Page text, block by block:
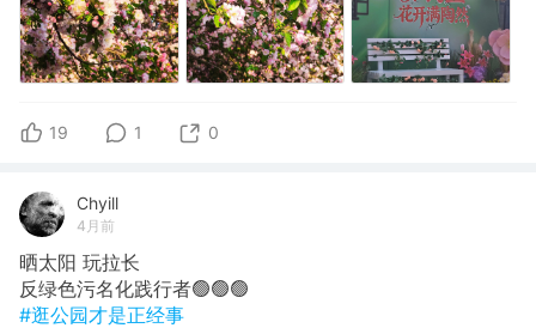
19 1 0
Chyill
4月前
晒太阳 玩拉长
反绿色污名化践行者🟢🟢🟢
#逛公园才是正经事